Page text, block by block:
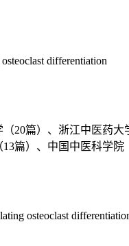
differentiation
20篇）、浙江中医药
篇）、中国中医科学
osteoclast